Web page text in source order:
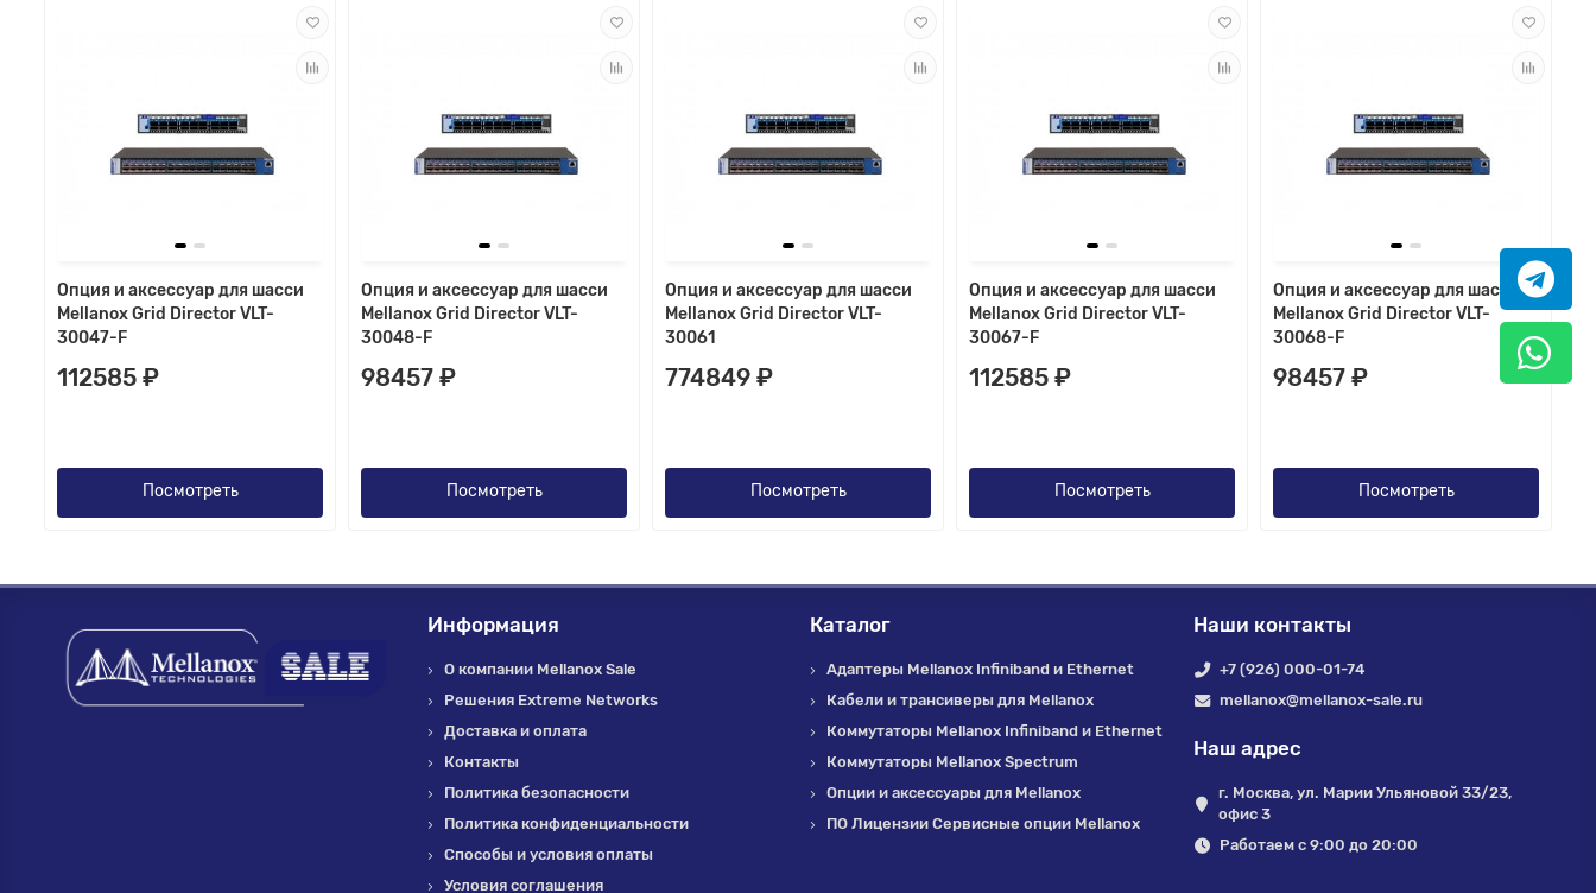
Опция и аксессуар для шасси
Mellanox Grid Director VLT-
30047-F
112585 ₽
Посмотреть
Опция и аксессуар для шасси
Mellanox Grid Director VLT-
30048-F
98457 ₽
Посмотреть
Опция и аксессуар для шасси
Mellanox Grid Director VLT-
30061
774849 ₽
Посмотреть
Опция и аксессуар для шасси
Mellanox Grid Director VLT-
30067-F
112585 ₽
Посмотреть
Опция и аксессуар для шасси
Mellanox Grid Director VLT-
30068-F
98457 ₽
Посмотреть
Информация
О компании Mellanox Sale
Решения Extreme Networks
Доставка и оплата
Контакты
Политика безопасности
Политика конфиденциальности
Способы и условия оплаты
Условия соглашения
Каталог
Адаптеры Mellanox Infiniband и Ethernet
Кабели и трансиверы для Mellanox
Коммутаторы Mellanox Infiniband и Ethernet
Коммутаторы Mellanox Spectrum
Опции и аксессуары для Mellanox
ПО Лицензии Сервисные опции Mellanox
Наши контакты
+7 (926) 000-01-74
mellanox@mellanox-sale.ru
Наш адрес
г. Москва, ул. Марии Ульяновой 33/23,
офис 3
Работаем с 9:00 до 20:00